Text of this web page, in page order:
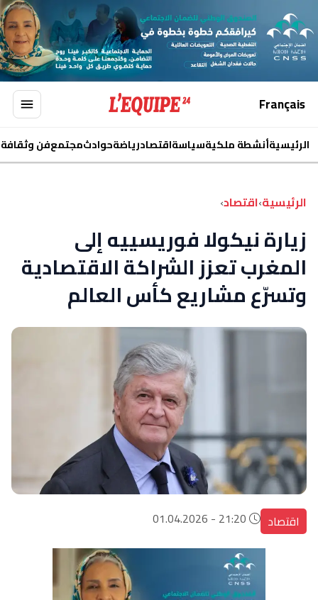
Français
الرئيسيةأنشطة ملكيةسياسةاقتصادرياضةحوادثمجتمعفن وثقافة
الرئيسية›اقتصاد›
زيارة نيكولا فوريسييه إلى
المغرب تعزز الشراكة الاقتصادية
وتسرّع مشاريع كأس العالم
اقتصاد